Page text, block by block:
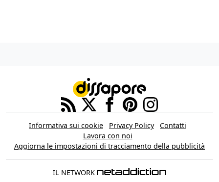
Informativa sui cookie Privacy Policy
Contatti
Lavora con noi
Aggiorna le impostazioni di tracciamento della pubblicità
IL NETWORK